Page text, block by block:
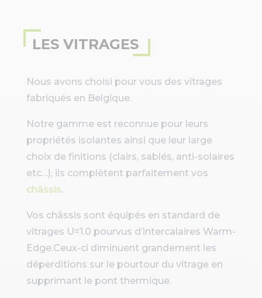
LES VITRAGES
Nous avons choisi pour vous des vitrages
fabriqués en Belgique.
Notre gamme est reconnue pour leurs
propriétés isolantes ainsi que leur large
choix de finitions (clairs, sablés, anti-solaires
etc…), ils complètent parfaitement vos
châssis.
Vos châssis sont équipés en standard de
vitrages U=1.0 pourvus d’intercalaires Warm-
Edge.Ceux-ci diminuent grandement les
déperditions sur le pourtour du vitrage en
supprimant le pont thermique.